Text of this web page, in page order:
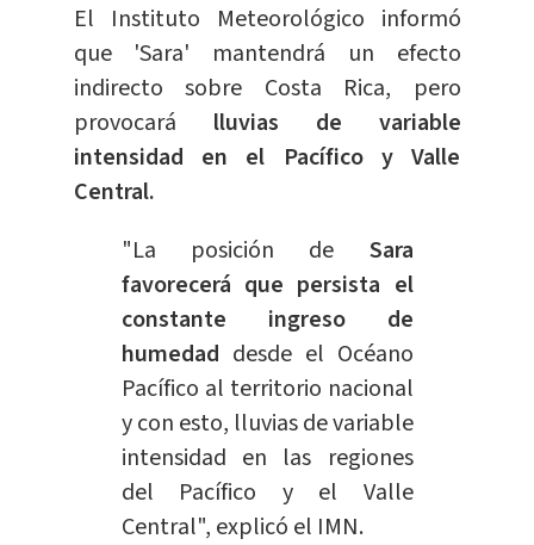
El Instituto Meteorológico informó
que 'Sara' mantendrá un efecto
indirecto sobre Costa Rica, pero
provocará lluvias de variable
intensidad en el Pacífico y Valle
Central.
"La posición de Sara
favorecerá que persista el
constante ingreso de
humedad desde el Océano
Pacífico al territorio nacional
y con esto, lluvias de variable
intensidad en las regiones
del Pacífico y el Valle
Central", explicó el IMN.